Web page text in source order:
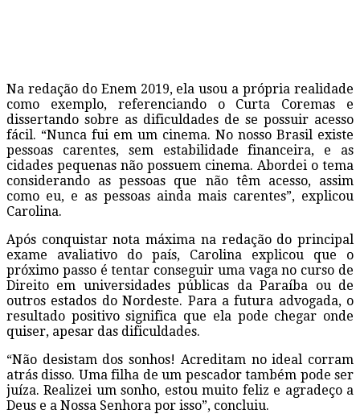
Na redação do Enem 2019, ela usou a própria realidade
como exemplo, referenciando o Curta Coremas e
dissertando sobre as dificuldades de se possuir acesso
fácil. “Nunca fui em um cinema. No nosso Brasil existe
pessoas carentes, sem estabilidade financeira, e as
cidades pequenas não possuem cinema. Abordei o tema
considerando as pessoas que não têm acesso, assim
como eu, e as pessoas ainda mais carentes”, explicou
Carolina.
Após conquistar nota máxima na redação do principal
exame avaliativo do país, Carolina explicou que o
próximo passo é tentar conseguir uma vaga no curso de
Direito em universidades públicas da Paraíba ou de
outros estados do Nordeste. Para a futura advogada, o
resultado positivo significa que ela pode chegar onde
quiser, apesar das dificuldades.
“Não desistam dos sonhos! Acreditam no ideal corram
atrás disso. Uma filha de um pescador também pode ser
juíza. Realizei um sonho, estou muito feliz e agradeço a
Deus e a Nossa Senhora por isso”, concluiu.